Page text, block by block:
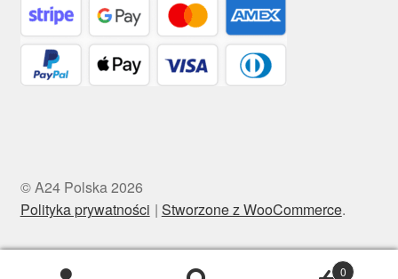
© A24 Polska 2026
Polityka prywatności
Stworzone z WooCommerce.
0